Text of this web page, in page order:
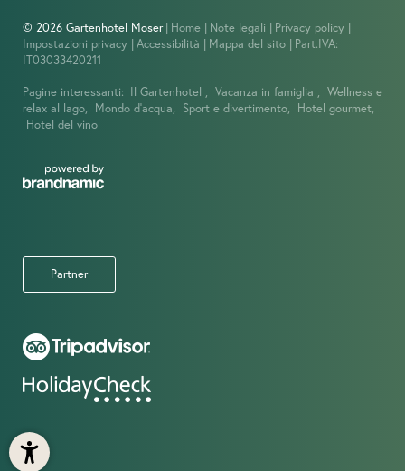
IMMAGINI
DAY SPA
© 2026 Gartenhotel Moser | Home | Note legali | Privacy policy |
Impostazioni privacy | Accessibilità | Mappa del sito | Part.IVA:
IT03033420211
Pagine interessanti: Il Gartenhotel , Vacanza in famiglia , Wellness e
relax al lago, Mondo d’acqua, Sport e divertimento, Hotel gourmet,
Hotel del vino
Partner